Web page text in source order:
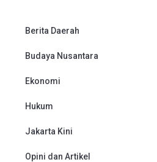
Berita Daerah
Budaya Nusantara
Ekonomi
Hukum
Jakarta Kini
Opini dan Artikel